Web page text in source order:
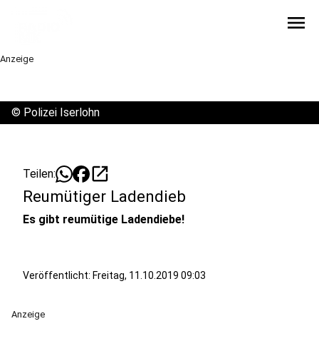
menu
Anzeige
© Polizei Iserlohn
Teilen: open_in_new
Reumütiger Ladendieb
Es gibt reumütige Ladendiebe!
Veröffentlicht: Freitag, 11.10.2019 09:03
Anzeige